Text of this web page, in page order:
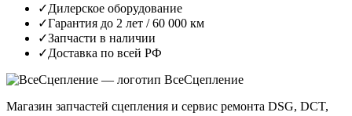
✓Дилерское оборудование
✓Гарантия до 2 лет / 60 000 км
✓Запчасти в наличии
✓Доставка по всей РФ
ВсеСцепление
Магазин запчастей сцепления и сервис ремонта DSG, DCT,